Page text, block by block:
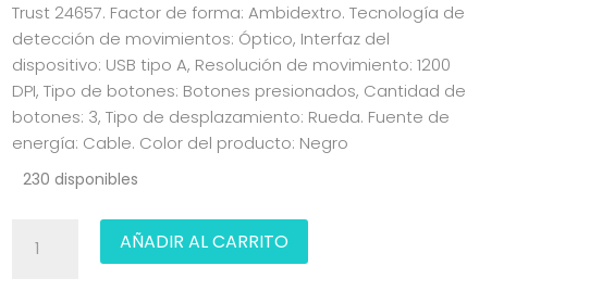
Trust 24657. Factor de forma: Ambidextro. Tecnología de
detección de movimientos: Óptico, Interfaz del
dispositivo: USB tipo A, Resolución de movimiento: 1200
DPI, Tipo de botones: Botones presionados, Cantidad de
botones: 3, Tipo de desplazamiento: Rueda. Fuente de
energía: Cable. Color del producto: Negro
230 disponibles
TRUST
AÑADIR AL CARRITO